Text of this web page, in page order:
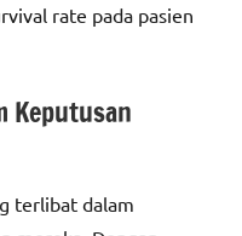
rate pada pasien
Keputusan
terlibat dalam